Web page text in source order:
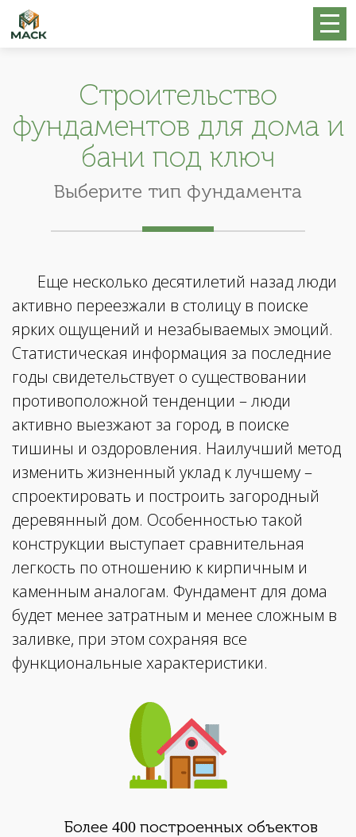
Строительство
фундаментов для дома и
бани под ключ
Выберите тип фундамента
Еще несколько десятилетий назад люди
активно переезжали в столицу в поиске
ярких ощущений и незабываемых эмоций.
Статистическая информация за последние
годы свидетельствует о существовании
противоположной тенденции – люди
активно выезжают за город, в поиске
тишины и оздоровления. Наилучший метод
изменить жизненный уклад к лучшему –
спроектировать и построить загородный
деревянный дом. Особенностью такой
конструкции выступает сравнительная
легкость по отношению к кирпичным и
каменным аналогам. Фундамент для дома
будет менее затратным и менее сложным в
заливке, при этом сохраняя все
функциональные характеристики.
Более 400построенных объектов